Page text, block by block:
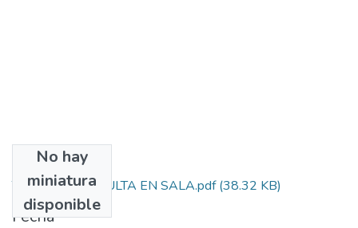
No hay
miniatura
disponible
Archivos
TESIS DE CONSULTA EN SALA.pdf(38.32 KB)
Fecha